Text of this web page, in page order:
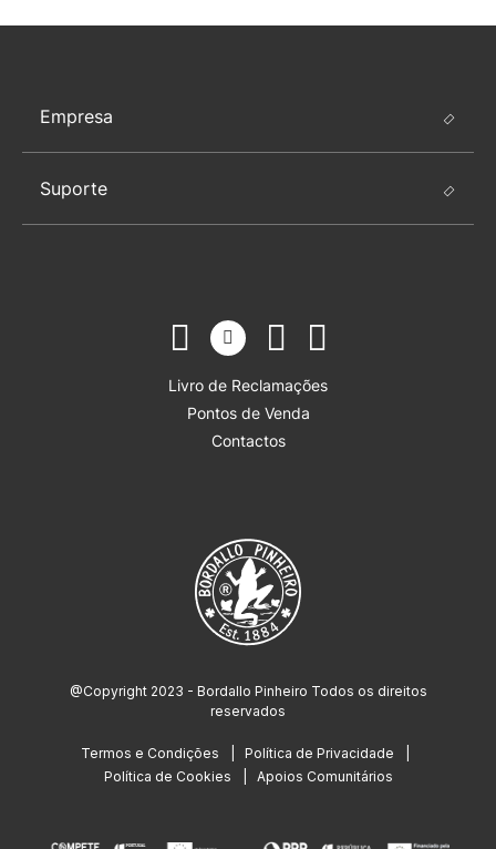
Empresa
Suporte
Livro de Reclamações
Pontos de Venda
Contactos
@Copyright 2023 - Bordallo Pinheiro Todos os direitos
reservados
Termos e Condições
Política de Privacidade
Política de Cookies
Apoios Comunitários